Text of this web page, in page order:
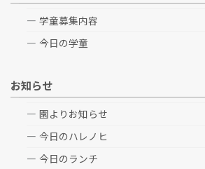
学童募集内容
今日の学童
お知らせ
園よりお知らせ
今日のハレノヒ
今日のランチ